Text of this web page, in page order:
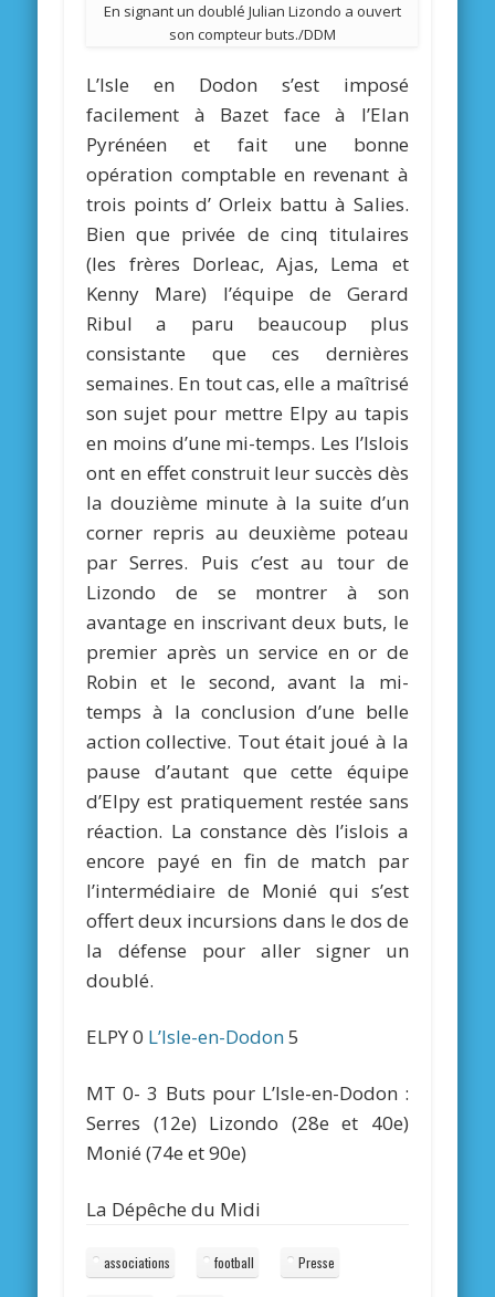
En signant un doublé Julian Lizondo a ouvert
son compteur buts./DDM
L’Isle en Dodon s’est imposé
facilement à Bazet face à l’Elan
Pyrénéen et fait une bonne
opération comptable en revenant à
trois points d’ Orleix battu à Salies.
Bien que privée de cinq titulaires
(les frères Dorleac, Ajas, Lema et
Kenny Mare) l’équipe de Gerard
Ribul a paru beaucoup plus
consistante que ces dernières
semaines. En tout cas, elle a maîtrisé
son sujet pour mettre Elpy au tapis
en moins d’une mi-temps. Les l’Islois
ont en effet construit leur succès dès
la douzième minute à la suite d’un
corner repris au deuxième poteau
par Serres. Puis c’est au tour de
Lizondo de se montrer à son
avantage en inscrivant deux buts, le
premier après un service en or de
Robin et le second, avant la mi-
temps à la conclusion d’une belle
action collective. Tout était joué à la
pause d’autant que cette équipe
d’Elpy est pratiquement restée sans
réaction. La constance dès l’islois a
encore payé en fin de match par
l’intermédiaire de Monié qui s’est
offert deux incursions dans le dos de
la défense pour aller signer un
doublé.
ELPY 0 L’Isle-en-Dodon5
MT 0- 3 Buts pour L’Isle-en-Dodon :
Serres (12e) Lizondo (28e et 40e)
Monié (74e et 90e)
La Dépêche du Midi
associations football Presse